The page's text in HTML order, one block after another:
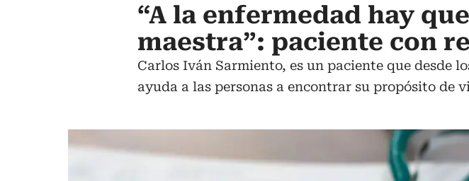
“A la enfermedad hay
maestra”: paciente con
Carlos Iván Sarmiento, es un paciente que desde
ayuda a las personas a encontrar su propósito de